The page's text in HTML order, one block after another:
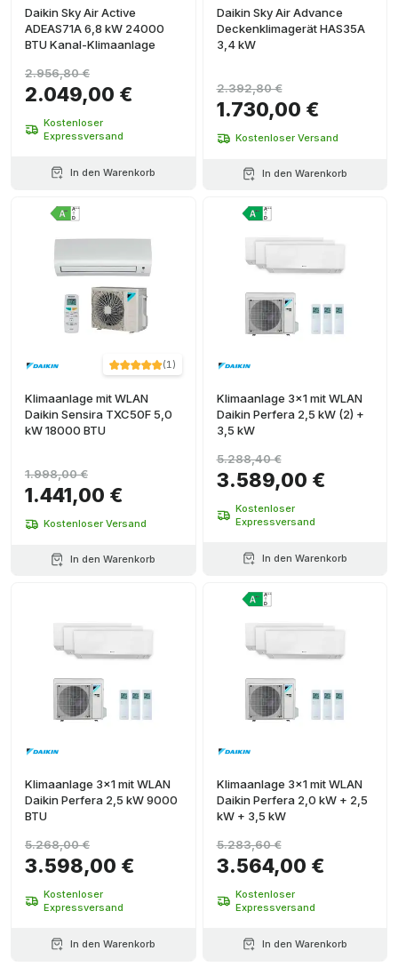
Daikin Sky Air Active
ADEAS71A 6,8 kW 24000
BTU Kanal-Klimaanlage
2.049,00 €
2.956,80 €
Kostenloser
Expressversand
In den Warenkorb
Daikin Sky Air Advance
Deckenklimagerät HAS35A
3,4 kW
1.730,00 €
2.392,80 €
Kostenloser Versand
In den Warenkorb
(1)
Klimaanlage mit WLAN
Daikin Sensira TXC50F 5,0
kW 18000 BTU
1.441,00 €
1.998,00 €
Kostenloser Versand
In den Warenkorb
Klimaanlage 3x1 mit WLAN
Daikin Perfera 2,5 kW (2) +
3,5 kW
3.589,00 €
5.288,40 €
Kostenloser
Expressversand
In den Warenkorb
Klimaanlage 3x1 mit WLAN
Daikin Perfera 2,5 kW 9000
BTU
3.598,00 €
5.268,00 €
Kostenloser
Expressversand
In den Warenkorb
Klimaanlage 3x1 mit WLAN
Daikin Perfera 2,0 kW + 2,5
kW + 3,5 kW
3.564,00 €
5.283,60 €
Kostenloser
Expressversand
In den Warenkorb